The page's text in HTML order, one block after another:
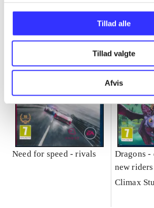
Tillad alle
Tillad valgte
Afvis
Need for speed - rivals
Dragons -
new riders
Climax